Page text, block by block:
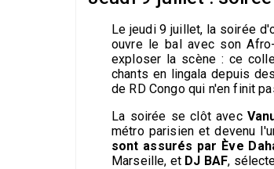
Le jeudi 9 juillet, la soirée
ouvre le bal avec son
exploser la scène : ce
chants en lingala depuis
de RD Congo qui n'en finit
La soirée se clôt avec
métro parisien et devenu
sont assurés par Ève
Marseille, et DJ BAF,